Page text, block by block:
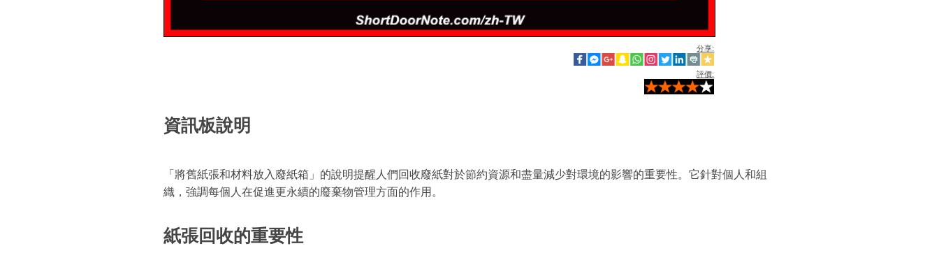
分享:
評價:
資訊板說明
「將舊紙張和材料放入廢紙箱」的說明提醒人們回收廢紙對於節約資源和盡量減少對環境的影響的重要性。它針對個人和組
織，強調每個人在促進更永續的廢棄物管理方面的作用。
紙張回收的重要性